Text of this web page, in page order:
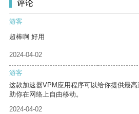
评论
游客
超棒啊 好用
2024-04-02
游客
这款加速器VPM应用程序可以给你提供最
助你在网络上自由移动。
2024-04-02